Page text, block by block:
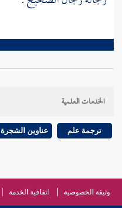
الخدمات العلمية
ترجمة علم عناوين الشجرة
وثيقة الخصوصية اتفاقية الخدمة